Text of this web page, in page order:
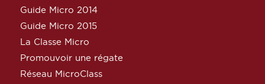
Guide Micro 2014
Guide Micro 2015
La Classe Micro
Promouvoir une régate
Réseau MicroClass